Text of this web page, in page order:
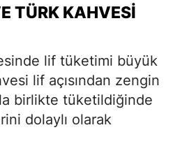
TÜRK KAHVESI
lif tüketimi büyük
lif açısından zengin
birlikte tüketildiğinde
dolaylı olarak